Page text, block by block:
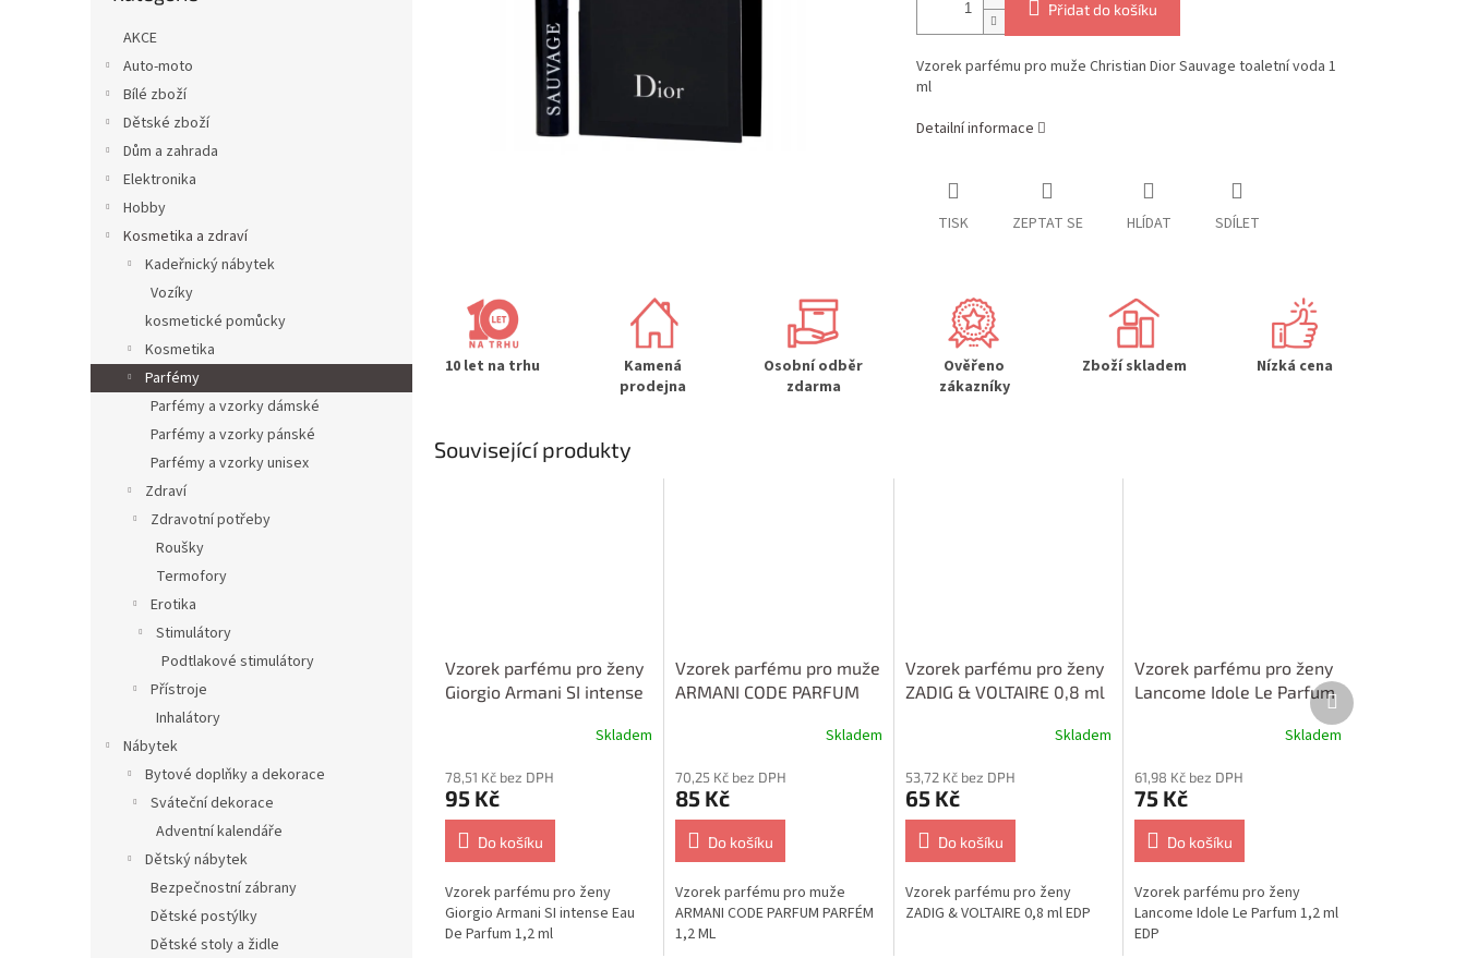
AKCE
Auto-moto
Bílé zboží
Dětské zboží
Dům a zahrada
Elektronika
Hobby
Kosmetika a zdraví
Kadeřnický nábytek
Vozíky
kosmetické pomůcky
Kosmetika
Parfémy
Parfémy a vzorky dámské
Parfémy a vzorky pánské
Parfémy a vzorky unisex
Zdraví
Zdravotní potřeby
Roušky
Termofory
Erotika
Stimulátory
Podtlakové stimulátory
Přístroje
Inhalátory
Nábytek
Bytové doplňky a dekorace
Sváteční dekorace
Adventní kalendáře
Dětský nábytek
Bezpečnostní zábrany
Dětské postýlky
Dětské stoly a židle
Přidat do košíku
Vzorek parfému pro muže Christian Dior Sauvage toaletní voda 1
ml
Detailní informace
TISK ZEPTAT SE HLÍDAT SDÍLET
10 let na trhu
Kamená
prodejna
Osobní odběr
zdarma
Ověřeno
zákazníky
Zboží skladem Nízká cena
Související produkty
Vzorek parfému pro ženy
Giorgio Armani SI intense
Skladem
78,51 Kč bez DPH
95 Kč
Do košíku
Vzorek parfému pro ženy
Giorgio Armani SI intense Eau
De Parfum 1,2 ml
Vzorek parfému pro muže
ARMANI CODE PARFUM
Skladem
70,25 Kč bez DPH
85 Kč
Do košíku
Vzorek parfému pro muže
ARMANI CODE PARFUM PARFÉM
1,2 ML
Vzorek parfému pro ženy
ZADIG & VOLTAIRE 0,8 ml
Skladem
53,72 Kč bez DPH
65 Kč
Do košíku
Vzorek parfému pro ženy
ZADIG & VOLTAIRE 0,8 ml EDP
Vzorek parfému pro ženy
Lancome Idole Le Parfum
Skladem
61,98 Kč bez DPH
75 Kč
Do košíku
Vzorek parfému pro ženy
Lancome Idole Le Parfum 1,2 ml
EDP
Další
produkt